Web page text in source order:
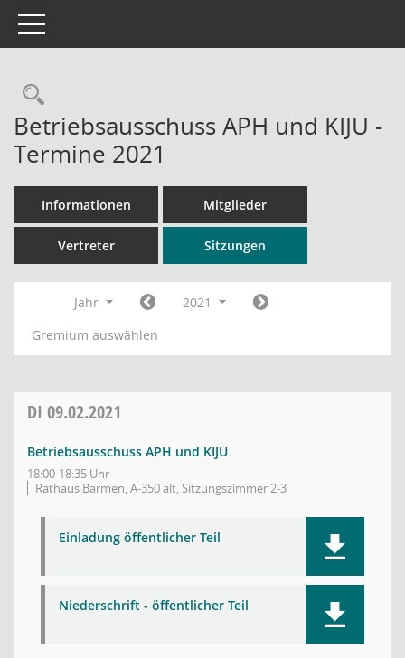
Toggle navigation
Rechercheauswahl
Betriebsausschuss APH und KIJU -
Termine 2021
Informationen Mitglieder
Vertreter Sitzungen
Jahr
2021
Gremium auswählen
DI 09.02.2021
Betriebsausschuss APH und KIJU
18:00-18:35 Uhr
Rathaus Barmen, A-350 alt, Sitzungszimmer 2-3
Einladung öffentlicher Teil
Niederschrift - öffentlicher Teil